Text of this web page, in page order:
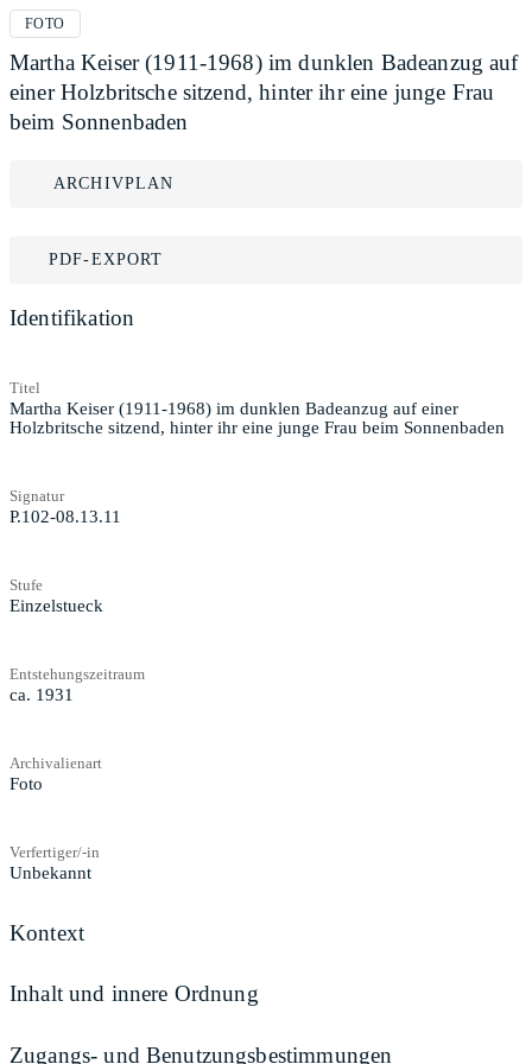
FOTO
Martha Keiser (1911-1968) im dunklen Badeanzug auf
einer Holzbritsche sitzend, hinter ihr eine junge Frau
beim Sonnenbaden
ARCHIVPLAN
PDF-EXPORT
Identifikation
Titel
Martha Keiser (1911-1968) im dunklen Badeanzug auf einer
Holzbritsche sitzend, hinter ihr eine junge Frau beim Sonnenbaden
Signatur
P.102-08.13.11
Stufe
Einzelstueck
Entstehungszeitraum
ca. 1931
Archivalienart
Foto
Verfertiger/-in
Unbekannt
Kontext
Inhalt und innere Ordnung
Zugangs- und Benutzungsbestimmungen